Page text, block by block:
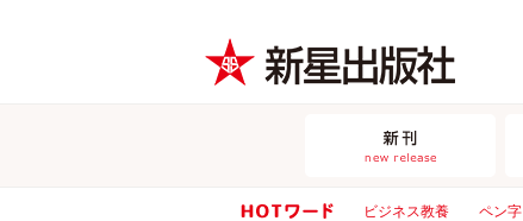
ビジネス教養 ペン字